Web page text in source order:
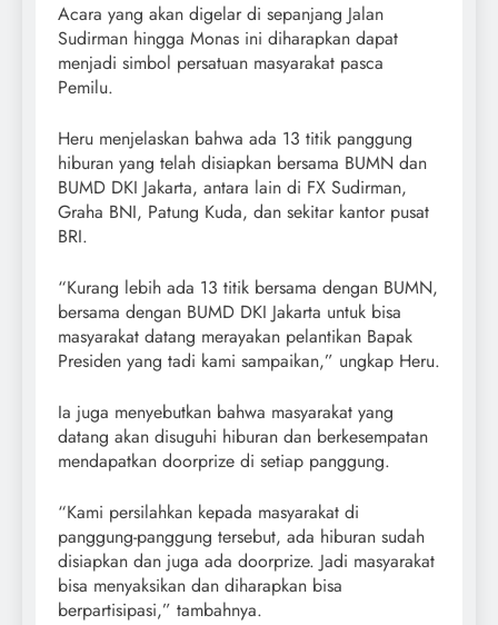
Acara yang akan digelar di sepanjang Jalan
Sudirman hingga Monas ini diharapkan dapat
menjadi simbol persatuan masyarakat pasca
Pemilu.
Heru menjelaskan bahwa ada 13 titik panggung
hiburan yang telah disiapkan bersama BUMN dan
BUMD DKI Jakarta, antara lain di FX Sudirman,
Graha BNI, Patung Kuda, dan sekitar kantor pusat
BRI.
“Kurang lebih ada 13 titik bersama dengan BUMN,
bersama dengan BUMD DKI Jakarta untuk bisa
masyarakat datang merayakan pelantikan Bapak
Presiden yang tadi kami sampaikan,” ungkap Heru.
Ia juga menyebutkan bahwa masyarakat yang
datang akan disuguhi hiburan dan berkesempatan
mendapatkan doorprize di setiap panggung.
“Kami persilahkan kepada masyarakat di
panggung-panggung tersebut, ada hiburan sudah
disiapkan dan juga ada doorprize. Jadi masyarakat
bisa menyaksikan dan diharapkan bisa
berpartisipasi,” tambahnya.